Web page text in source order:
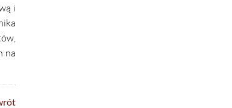
i
na